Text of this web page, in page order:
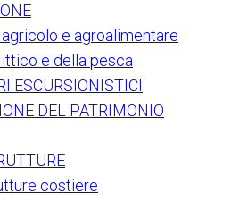
e agroalimentare
e della pesca
ESCURSIONISTICI
DEL PATRIMONIO
costiere